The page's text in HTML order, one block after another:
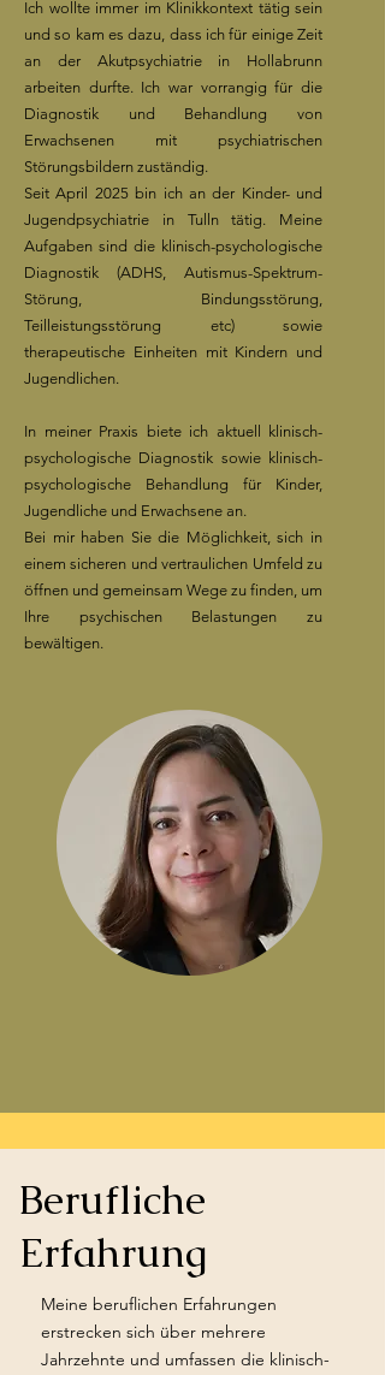
Ich wollte immer im Klinikkontext tätig sein
und so kam es dazu, dass ich für einige Zeit
an der Akutpsychiatrie in Hollabrunn
arbeiten durfte. Ich war vorrangig für die
Diagnostik und Behandlung von
Erwachsenen mit psychiatrischen
Störungsbildern zuständig.
Seit April 2025 bin ich an der Kinder- und
Jugendpsychiatrie in Tulln tätig. Meine
Aufgaben sind die klinisch-psychologische
Diagnostik (ADHS, Autismus-Spektrum-
Störung, Bindungsstörung,
Teilleistungsstörung etc) sowie
therapeutische Einheiten mit Kindern und
Jugendlichen.
In meiner Praxis biete ich aktuell klinisch-
psychologische Diagnostik sowie klinisch-
psychologische Behandlung für Kinder,
Jugendliche und Erwachsene an.
Bei mir haben Sie die Möglichkeit, sich in
einem sicheren und vertraulichen Umfeld zu
öffnen und gemeinsam Wege zu finden, um
Ihre psychischen Belastungen zu
bewältigen.
Berufliche
Erfahrung
Meine beruflichen Erfahrungen
erstrecken sich über mehrere
Jahrzehnte und umfassen die klinisch-